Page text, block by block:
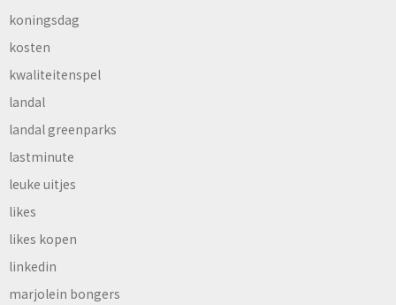
koningsdag
kosten
kwaliteitenspel
landal
landal greenparks
lastminute
leuke uitjes
likes
likes kopen
linkedin
marjolein bongers